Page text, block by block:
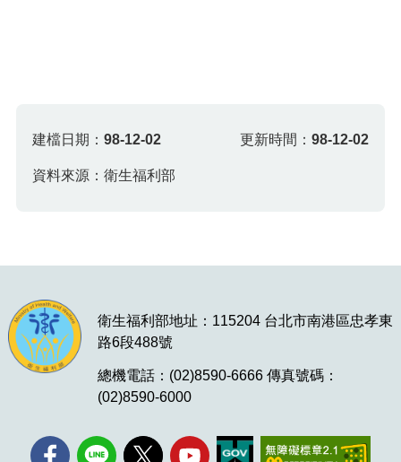
建檔日期：98-12-02 更新時間： 98-12-02
資料來源：衛生福利部
衛生福利部地址：115204 台北市南港區忠孝東
路6段488號
總機電話：(02)8590-6666 傳真號碼：
(02)8590-6000